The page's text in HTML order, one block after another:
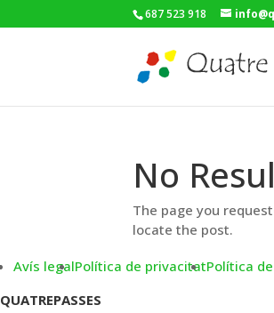
687 523 918
No
The page you
locate the post.
Avís legalPolítica de privacitatPolítica
QUATREPASSES